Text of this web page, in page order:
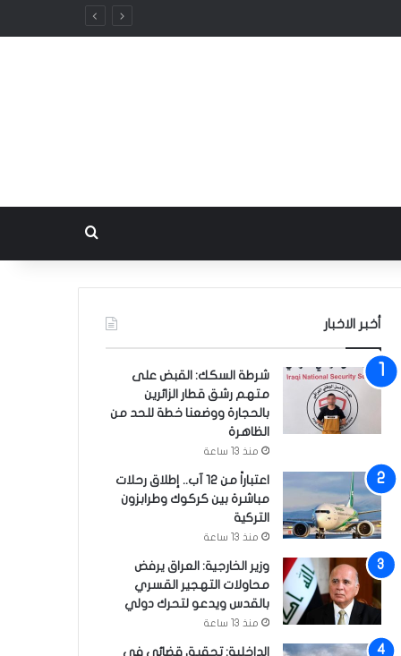
أخبر الاخبار
شرطة السكك: القبض على
متهم رشق قطار الزائرين
بالحجارة ووضعنا خطة للحد من
الظاهرة
منذ 13 ساعة
اعتباراً من 12 آب.. إطلاق رحلات
مباشرة بين كركوك وطرابزون
التركية
منذ 13 ساعة
وزير الخارجية: العراق يرفض
محاولات التهجير القسري
بالقدس ويدعو لتحرك دولي
منذ 13 ساعة
الداخلية: تحقيق قضائي في